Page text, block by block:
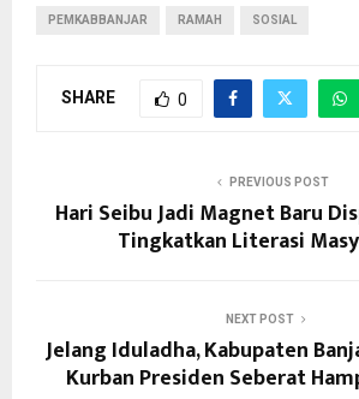
PEMKABBANJAR RAMAH SOSIAL
SHARE 0
PREVIOUS POST
Hari Seibu Jadi Magnet Baru
Tingkatkan Literasi
NEXT POST
Jelang Iduladha, Kabupaten
Kurban Presiden Seberat